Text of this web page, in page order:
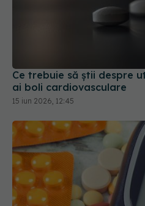
Ce trebuie să știi despre